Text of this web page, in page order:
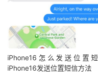
iPhone16怎么发送位置
iPhone16发送位置短信方法